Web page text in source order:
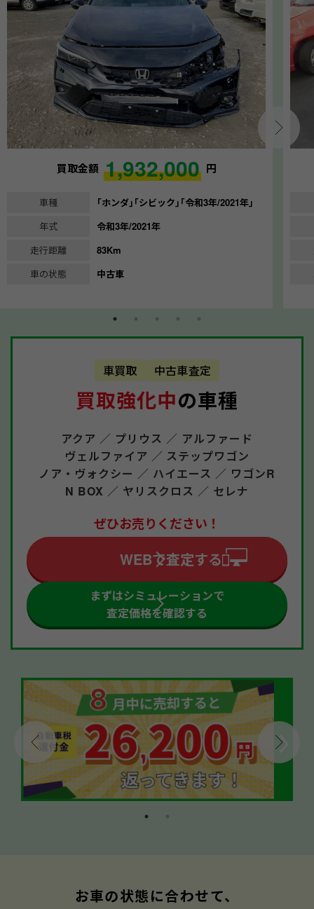
買取金額 1,932,000 円
車種
｢ホンダ｣｢シビック｣｢令和3年/2021年｣
年式
令和3年/2021年
走行距離
83Km
車の状態
中古車
車買取 中古車査定
買取強化中の車種
アクア ／ プリウス ／ アルファード
ヴェルファイア ／ ステップワゴン
ノア・ヴォクシー ／ ハイエース ／ ワゴンR
N BOX ／ ヤリスクロス ／ セレナ
ぜひお売りください！
WEBで査定する
まずはシミュレーションで
査定価格を確認する
お車の状態に合わせて、